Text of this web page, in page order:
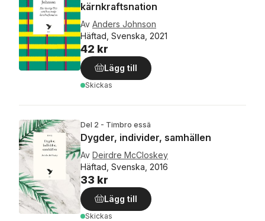
kärnkraftsnation
Av Anders Johnson
Häftad, Svenska, 2021
42 kr
Lägg till
Skickas
Del 2 - Timbro essä
Dygder, individer, samhällen
Av Deirdre McCloskey
Häftad, Svenska, 2016
33 kr
Lägg till
Skickas